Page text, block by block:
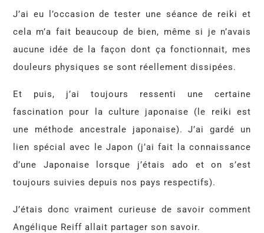
J’ai eu l’occasion de tester une séance de reiki et
cela m’a fait beaucoup de bien, même si je n’avais
aucune idée de la façon dont ça fonctionnait, mes
douleurs physiques se sont réellement dissipées.
Et puis, j’ai toujours ressenti une certaine
fascination pour la culture japonaise (le reiki est
une méthode ancestrale japonaise). J’ai gardé un
lien spécial avec le Japon (j’ai fait la connaissance
d’une Japonaise lorsque j’étais ado et on s’est
toujours suivies depuis nos pays respectifs).
J’étais donc vraiment curieuse de savoir comment
Angélique Reiff allait partager son savoir.